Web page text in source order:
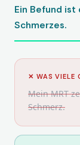
Ein Befund ist
Schmerzes.
✕ WAS VIELE
Mein MRT
Schmerz.